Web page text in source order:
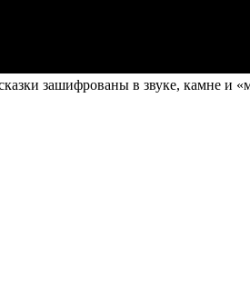
зашифрованы в звуке, камне и